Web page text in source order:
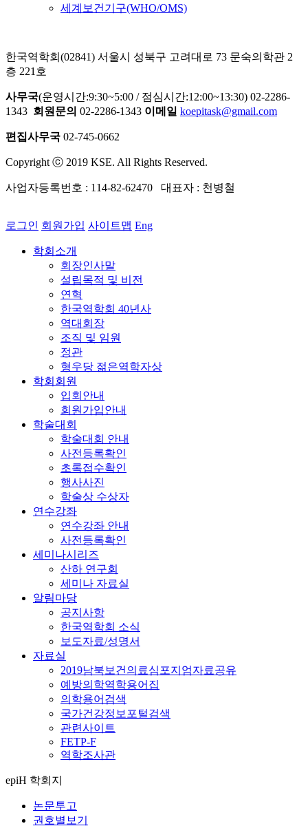
세계보건기구(WHO/OMS)
한국역학회(02841) 서울시 성북구 고려대로 73 문숙의학관 2
층 221호
사무국(운영시간:9:30~5:00 / 점심시간:12:00~13:30) 02-2286-
1343 회원문의 02-2286-1343 이메일 koepitask@gmail.com
편집사무국 02-745-0662
Copyright ⓒ 2019 KSE. All Rights Reserved.
사업자등록번호 : 114-82-62470 대표자 : 천병철
로그인 회원가입 사이트맵 Eng
학회소개
회장인사말
설립목적 및 비전
연혁
한국역학회 40년사
역대회장
조직 및 임원
정관
형우당 젊은역학자상
학회회원
입회안내
회원가입안내
학술대회
학술대회 안내
사전등록확인
초록접수확인
행사사진
학술상 수상자
연수강좌
연수강좌 안내
사전등록확인
세미나시리즈
산하 연구회
세미나 자료실
알림마당
공지사항
한국역학회 소식
보도자료/성명서
자료실
2019남북보건의료심포지엄자료공유
예방의학역학용어집
의학용어검색
국가건강정보포털검색
관련사이트
FETP-F
역학조사관
epiH 학회지
논문투고
권호별보기